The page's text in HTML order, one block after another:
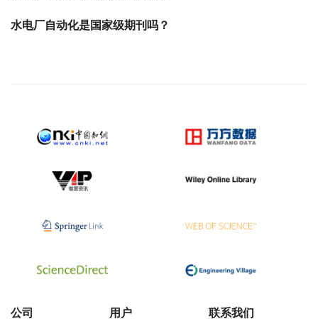
水电厂自动化是国家级期刊吗？
公司 用户 联系我们